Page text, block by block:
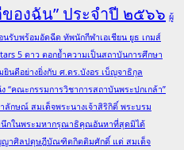
องฉัน” ประจำปี ๒๕๖๖ ผู้
รับพร้อมอัดฉีด ทัพนักกีฬาเอเชียน ยูธ เกมส์
5 ดาว ตอกย้ำความเป็นสถาบันการศึกษา
นดีอย่างยิ่งกับ ศ.ดร.บังอร เบ็ญจาธิกุล
“คณะกรรมการวิชาการสถาบันพระปกเกล้า”
ลักษณ์ สมเด็จพระนางเจ้าสิริกิติ์ พระบรม
กในพระมหากรุณาธิคุณอันหาที่สุดมิได้
ญาศิลปดุษฎีบัณฑิตกิตติมศักดิ์ แด่ สมเด็จ